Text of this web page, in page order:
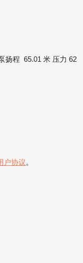
扬程 65.01 米 压力 62
户协议。